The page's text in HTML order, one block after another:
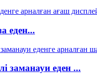
еден...
заманауи еден ...